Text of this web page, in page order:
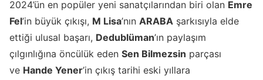
2024’ün en popüler yeni sanatçılarından biri olan Emre
Fel’in büyük çıkışı, M Lisa’nın ARABA şarkısıyla elde
ettiği ulusal başarı, Dedublüman’ın paylaşım
çılgınlığına öncülük eden Sen Bilmezsin parçası
ve Hande Yener’in çıkış tarihi eski yıllara